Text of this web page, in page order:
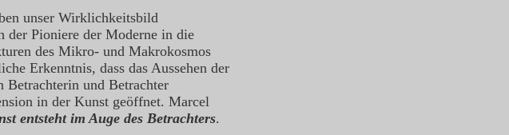
unser Wirklichkeitsbild
der Pioniere der Moderne in die
des Mikro- und Makrokosmos
Erkenntnis, dass das Aussehen der
Betrachterin und Betrachter
in der Kunst geöffnet. Marcel
entsteht im Auge des Betrachters.